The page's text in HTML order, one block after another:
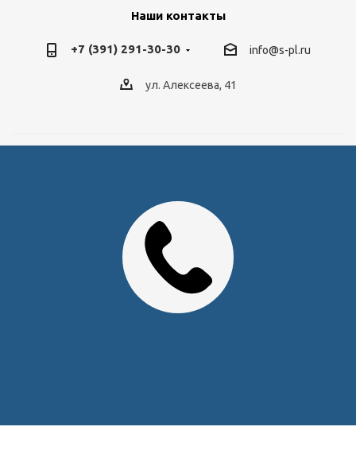
Наши контакты
+7 (391) 291-30-30 info@s-pl.ru
ул. Алексеева, 41